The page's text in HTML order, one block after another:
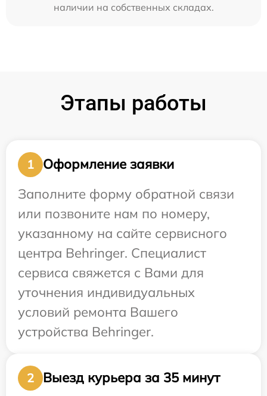
наличии на собственных складах.
Этапы работы
1
Оформление заявки
Заполните форму обратной связи
или позвоните нам по номеру,
указанному на сайте сервисного
центра Behringer. Специалист
сервиса свяжется с Вами для
уточнения индивидуальных
условий ремонта Вашего
устройства Behringer.
2 Выезд курьера за 35 минут